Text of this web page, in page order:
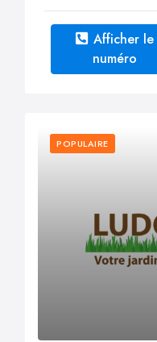
Afficher le
numéro
POPULAIRE